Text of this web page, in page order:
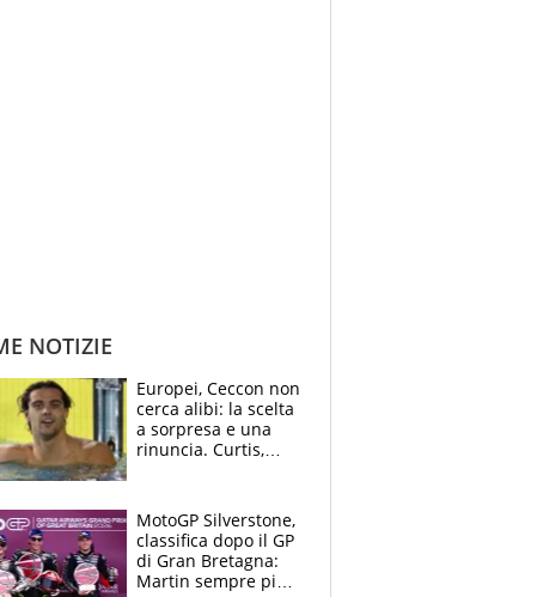
NOTIZIE
Europei, Ceccon non
cerca alibi: la scelta
a sorpresa e una
rinuncia. Curtis,
c’è”
MotoGP Silverstone,
classifica dopo il GP
di Gran Bretagna:
Martin sempre più